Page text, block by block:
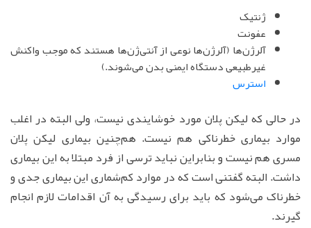
ژنتیک
عفونت
آلرژن‌ها (آلرژن‌ها نوعی از آنتی‌ژن‌ها هستند که موجب واکنش
غیرطبیعی دستگاه ایمنی بدن می‌شوند.)
استرس
در حالی که لیکن پلان مورد خوشایندی نیست، ولی البته در اغلب
موارد بیماری خطرناکی هم نیست. هم‌چنین بیماری لیکن پلان
مسری هم نیست و بنابراین نباید ترسی از فرد مبتلا به این بیماری
داشت. البته گفتنی است که در موارد کم‌شماری این بیماری جدی و
خطرناک می‌شود که باید برای رسیدگی به آن اقدامات لازم انجام
گیرند.